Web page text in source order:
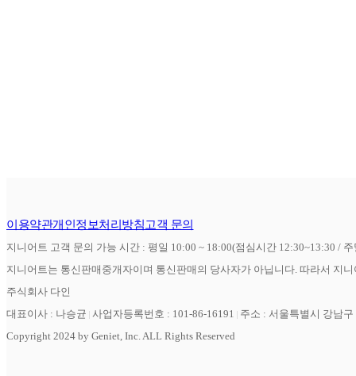
이용약관개인정보처리방침고객 문의
지니어트 고객 문의 가능 시간 : 평일 10:00 ~ 18:00(점심시간 12:30~13:30 /
지니어트는 통신판매중개자이며 통신판매의 당사자가 아닙니다. 따라서 지
주식회사 다인
대표이사 : 나승균 사업자등록번호 : 101-86-16191
주소 : 서울특별시 강남
Copyright 2024 by Geniet, Inc. ALL Rights Reserved